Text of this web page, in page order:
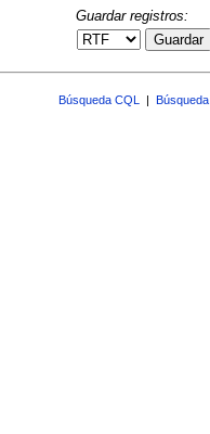
Guardar registros:
Guardar
Búsqueda CQL